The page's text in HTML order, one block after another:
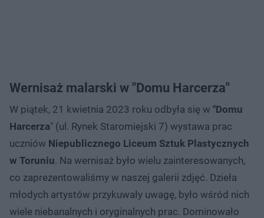
Wernisaż malarski w "Domu Harcerza"
W piątek, 21 kwietnia 2023 roku odbyła się w "Domu
Harcerza" (ul. Rynek Staromiejski 7) wystawa prac
uczniów Niepublicznego Liceum Sztuk Plastycznych
w Toruniu. Na wernisaż było wielu zainteresowanych,
co zaprezentowaliśmy w naszej galerii zdjęć. Dzieła
młodych artystów przykuwały uwagę, było wśród nich
wiele niebanalnych i oryginalnych prac. Dominowało